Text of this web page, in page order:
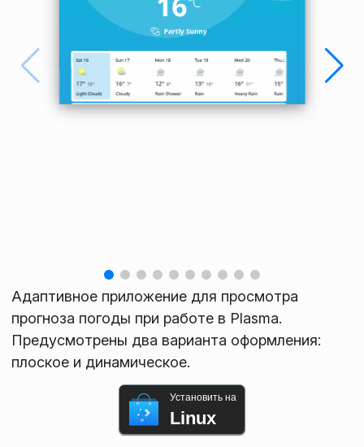
Адаптивное приложение для просмотра
прогноза погоды при работе в Plasma.
Предусмотрены два варианта оформления:
плоское и динамическое.
Установить на
Linux